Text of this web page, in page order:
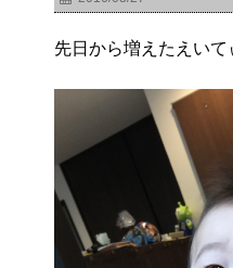
先日から増えたえいて